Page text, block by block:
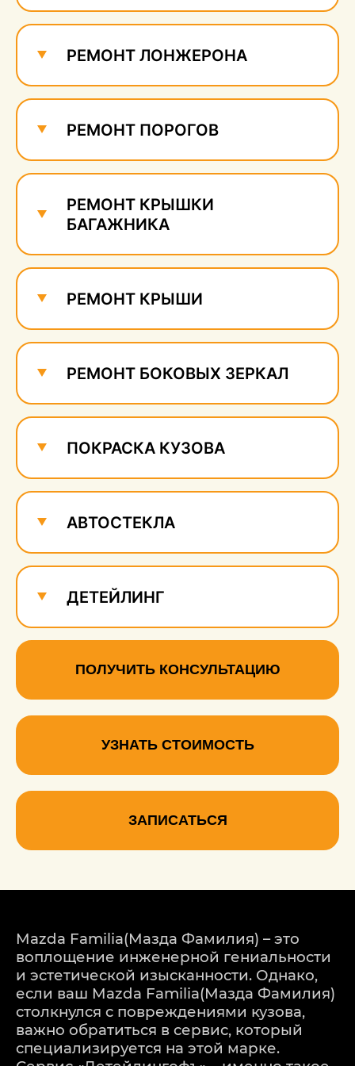
Ремонт и удаление
РЕМОНТ ЛОНЖЕРОНА
РЕМОНТ ПОРОГОВ
РЕМОНТ КРЫШКИ
БАГАЖНИКА
РЕМОНТ КРЫШИ
РЕМОНТ БОКОВЫХ ЗЕРКАЛ
ПОКРАСКА КУЗОВА
АВТОСТЕКЛА
ДЕТЕЙЛИНГ
ПОЛУЧИТЬ КОНСУЛЬТАЦИЮ
УЗНАТЬ СТОИМОСТЬ
ЗАПИСАТЬСЯ
Mazda Familia(Мазда Фамилия) – это
воплощение инженерной гениальности
и эстетической изысканности. Однако,
если ваш Mazda Familia(Мазда Фамилия)
столкнулся с повреждениями кузова,
важно обратиться в сервис, который
специализируется на этой марке.